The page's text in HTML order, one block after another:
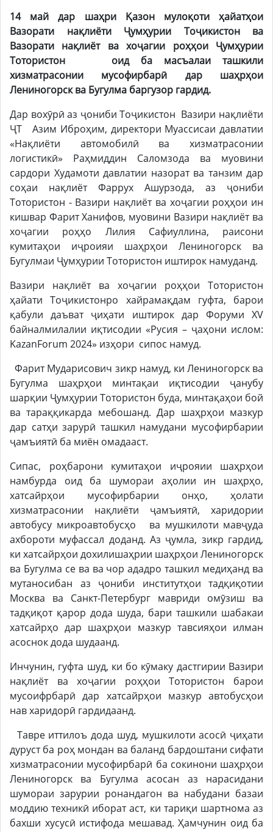
14 май дар шаҳри Қазон мулоқоти ҳайатҳои
Вазорати нақлиёти Ҷумҳурии Тоҷикистон ва
Вазорати нақлиёт ва хоҷагии роҳҳои Ҷумҳурии
Тотористон оид ба масъалаи ташкили
хизматрасонии мусофирбарӣ дар шаҳрҳои
Лениногорск ва Бугулма баргузор гардид.
Дар вохӯрӣ аз ҷониби Тоҷикистон Вазири нақлиёти
ҶТ Азим Иброҳим, директори Муассисаи давлатии
«Нақлиёти автомобилӣ ва хизматрасонии
логистикӣ» Раҳмиддин Саломзода ва муовини
сардори Худамоти давлатии назорат ва танзим дар
соҳаи нақлиёт Фаррух Ашурзода, аз ҷониби
Тотористон - Вазири нақлиёт ва хоҷагии роҳҳои ин
кишвар Фарит Ханифов, муовини Вазири нақлиёт ва
хоҷагии роҳҳо Лилия Сафиуллина, раисони
кумитаҳои иҷроияи шаҳрҳои Лениногорск ва
Бугулмаи Ҷумҳурии Тотористон иштирок намуданд.
Вазири нақлиёт ва хоҷагии роҳҳои Тотористон
ҳайати Тоҷикистонро хайрамақдам гуфта, барои
қабули даъват ҷиҳати иштирок дар Форуми XV
байналмилалии иқтисодии «Русия – ҷаҳони ислом:
KazanForum 2024» изҳори сипос намуд.
Фарит Мударисович зикр намуд, ки Лениногорск ва
Бугулма шаҳрҳои минтақаи иқтисодии ҷанубу
шарқии Ҷумҳурии Тотористон буда, минтақаҳои бой
ва тараққикарда мебошанд. Дар шаҳрҳои мазкур
дар сатҳи зарурӣ ташкил намудани мусофирбарии
ҷамъиятӣ ба миён омадааст.
Сипас, роҳбарони кумитаҳои иҷрояии шаҳрҳои
намбурда оид ба шумораи аҳолии ин шаҳрҳо,
хатсайрҳои мусофирбарии онҳо, ҳолати
хизматрасонии нақлиёти ҷамъиятӣ, харидории
автобусу микроавтобусҳо ва мушкилоти мавҷуда
ахбороти муфассал доданд. Аз ҷумла, зикр гардид,
ки хатсайрҳои дохилишаҳрии шаҳрҳои Лениногорск
ва Бугулма се ва ва чор ададро ташкил медиҳанд ва
мутаносибан аз ҷониби институтҳои тадқиқотии
Москва ва Санкт-Петербург мавриди омӯзиш ва
тадқиқот қарор дода шуда, бари ташкили шабакаи
хатсайрҳо дар шаҳрҳои мазкур тавсияҳои илман
асоснок дода шудаанд.
Инчунин, гуфта шуд, ки бо кӯмаку дастгирии Вазири
нақлиёт ва хоҷагии роҳҳои Тотористон барои
мусоифрбарӣ дар хатсайрҳои мазкур автобусҳои
нав харидорӣ гардидаанд.
Тавре иттилоъ дода шуд, мушкилоти асосӣ ҷиҳати
дуруст ба роҳ мондан ва баланд бардоштани сифати
хизматрасонии мусофирбарӣ ба сокинони шаҳрҳои
Лениногорск ва Бугулма асосан аз нарасидани
шумораи зарурии ронандагон ва набудани базаи
моддию техникӣ иборат аст, ки тариқи шартнома аз
бахши хусусӣ истифода мешавад. Ҳамчунин оид ба